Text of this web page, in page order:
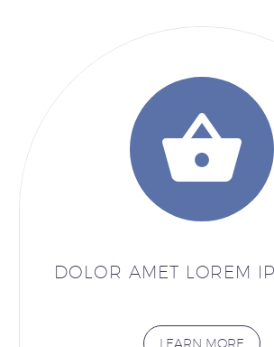


DOLOR AMET LOREM
LEARN MORE